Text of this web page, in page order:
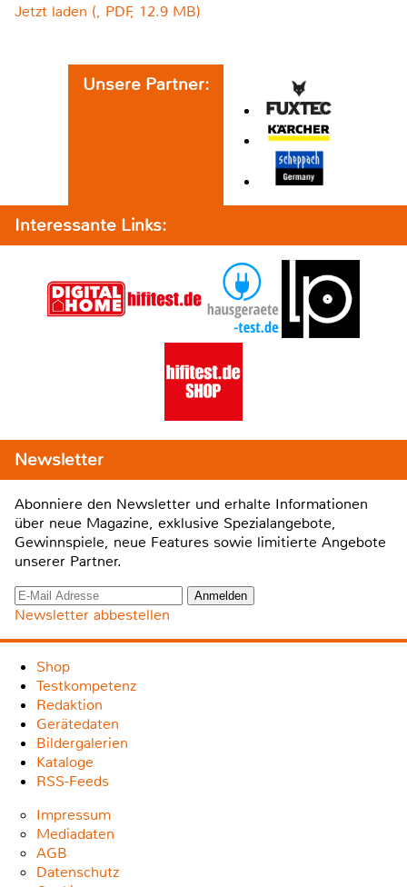
Jetzt laden (, PDF, 12.9 MB)
Unsere Partner:
Interessante Links:
Newsletter
Abonniere den Newsletter und erhalte Informationen
über neue Magazine, exklusive Spezialangebote,
Gewinnspiele, neue Features sowie limitierte Angebote
unserer Partner.
Newsletter abbestellen
Shop
Testkompetenz
Redaktion
Gerätedaten
Bildergalerien
Kataloge
RSS-Feeds
Impressum
Mediadaten
AGB
Datenschutz